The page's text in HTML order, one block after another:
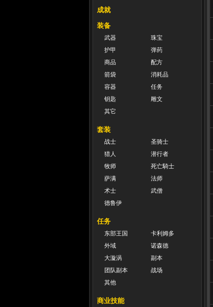
成就
装备
武器
珠宝
护甲
弹药
商品
配方
箭袋
消耗品
容器
任务
钥匙
雕文
其它
套装
战士
圣骑士
猎人
潜行者
牧师
死亡騎士
萨满
法师
术士
武僧
德鲁伊
任务
东部王国
卡利姆多
外域
诺森德
大漩涡
副本
团队副本
战场
其他
商业技能